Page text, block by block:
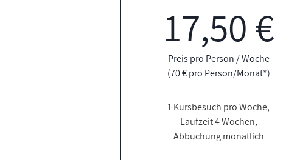
17,50 €
Preis pro Person / Woche
(70 € pro Person/Monat*)
1 Kursbesuch pro Woche,
Laufzeit 4 Wochen,
Abbuchung monatlich